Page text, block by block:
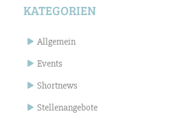
KATEGORIEN
Allgemein
Events
Shortnews
Stellenangebote